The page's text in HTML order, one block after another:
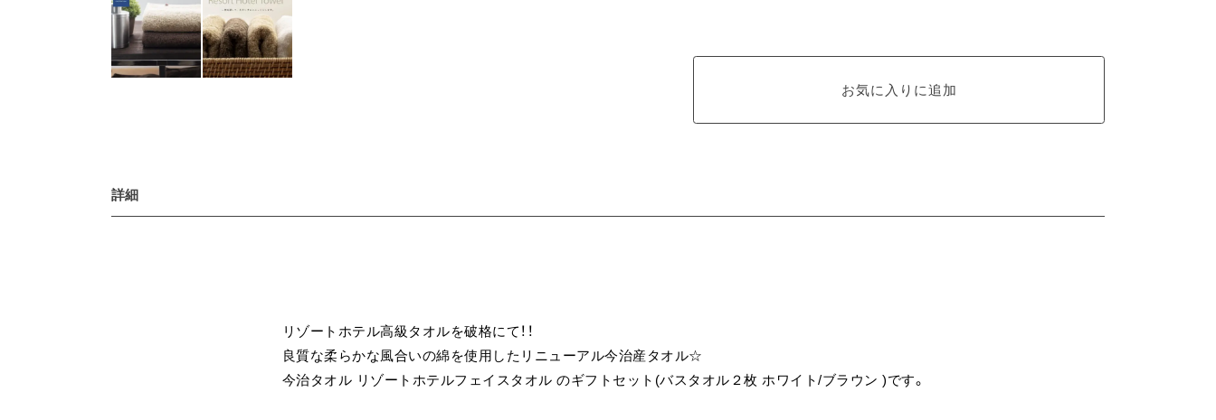
詳細
リゾートホテル高級タオルを破格にて！！
良質な柔らかな風合いの綿を使用したリニューアル今治産タオル☆
今治タオル リゾートホテルフェイスタオル のギフトセット(バスタオル２枚 ホワイト/ブラウン )です。